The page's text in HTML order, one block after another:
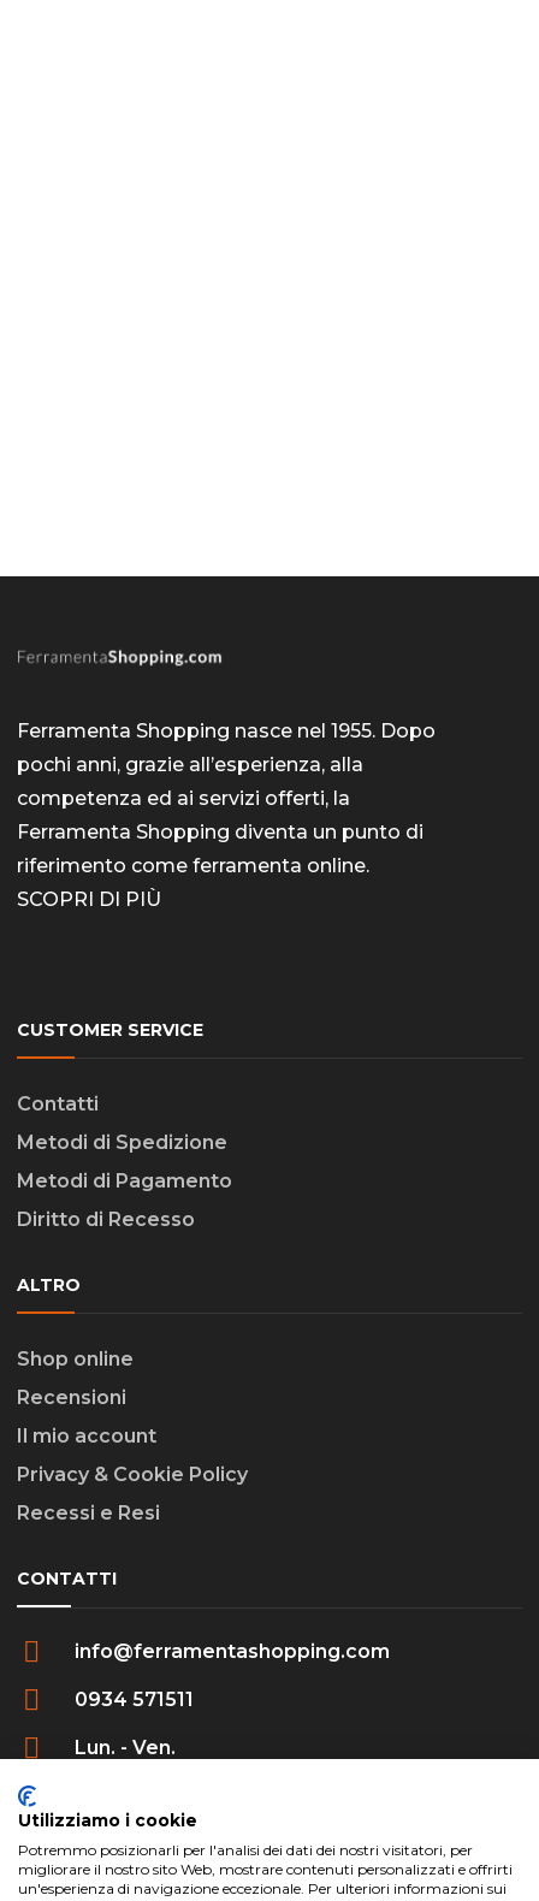
Ferramenta Shopping nasce nel 1955. Dopo
pochi anni, grazie all’esperienza, alla
competenza ed ai servizi offerti, la
Ferramenta Shopping diventa un punto di
riferimento come ferramenta online.
SCOPRI DI PIÙ
CUSTOMER SERVICE
Contatti
Metodi di Spedizione
Metodi di Pagamento
Diritto di Recesso
ALTRO
Shop online
Recensioni
Il mio account
Privacy & Cookie Policy
Recessi e Resi
CONTATTI
info@ferramentashopping.com
0934 571511
Lun. - Ven.
Utilizziamo i cookie
Potremmo posizionarli per l'analisi dei dati dei nostri visitatori, per
migliorare il nostro sito Web, mostrare contenuti personalizzati e offrirti
un'esperienza di navigazione eccezionale. Per ulteriori informazioni sui